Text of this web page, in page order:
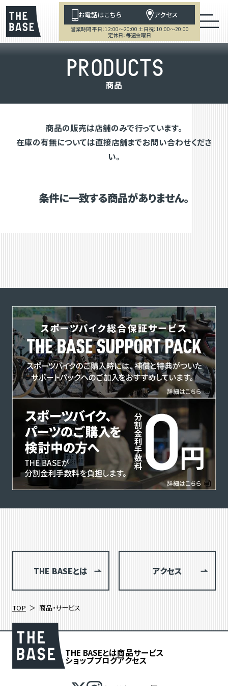
お電話はこちら アクセス
営業時間 平日：12:00～20:00 土日祝：10:00～20:00
定休日：毎週金曜日
PRODUCTS
商品
商品の販売は店舗のみで行っています。
在庫の有無については直接店舗までお問い合わせくださ
い。
条件に一致する商品がありません。
THE BASEとは アクセス
TOP 商品・サービス
THE BASEとは商品サービス
ショップブログアクセス